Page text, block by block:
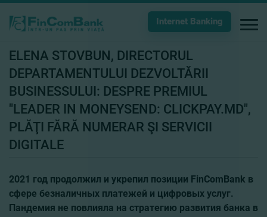
Internet Banking
ELENA STOVBUN, DIRECTORUL
DEPARTAMENTULUI DEZVOLTĂRII
BUSINESSULUI: DESPRE PREMIUL
"LEADER IN MONEYSEND: CLICKPAY.MD",
PLĂŢI FĂRĂ NUMERAR ŞI SERVICII
DIGITALE
2021 год продолжил и укрепил позиции FinComBank в
сфере безналичных платежей и цифровых услуг.
Пандемия не повлияла на стратегию развития банка в